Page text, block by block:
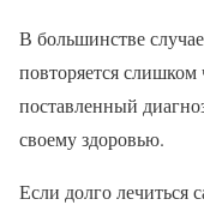
В большинстве
повторяется
поставленный
своему здоровью.
Если долго лечиться